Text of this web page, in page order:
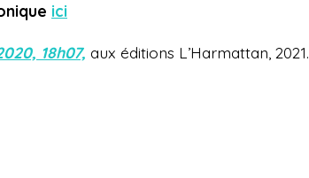
ici
18h07, aux éditions L’Harmattan, 2021.